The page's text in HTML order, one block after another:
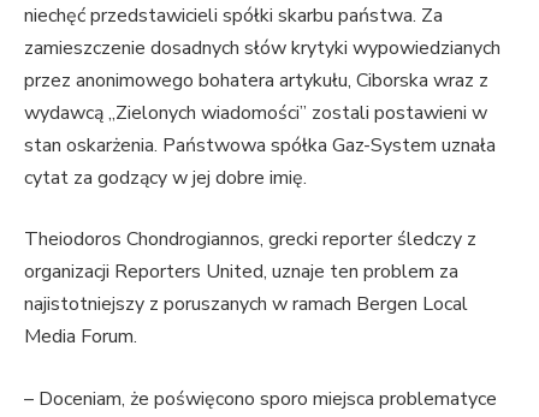
niechęć przedstawicieli spółki skarbu państwa. Za
zamieszczenie dosadnych słów krytyki wypowiedzianych
przez anonimowego bohatera artykułu, Ciborska wraz z
wydawcą „Zielonych wiadomości” zostali postawieni w
stan oskarżenia. Państwowa spółka Gaz-System uznała
cytat za godzący w jej dobre imię.
Theiodoros Chondrogiannos, grecki reporter śledczy z
organizacji Reporters United, uznaje ten problem za
najistotniejszy z poruszanych w ramach Bergen Local
Media Forum.
– Doceniam, że poświęcono sporo miejsca problematyce